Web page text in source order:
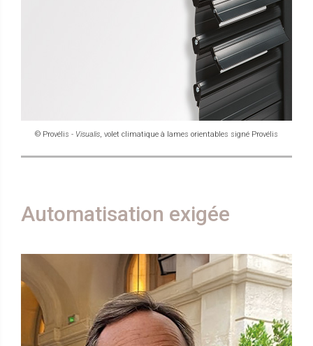
© Provélis - Visualis, volet climatique à lames orientables signé Provélis
Automatisation exigée